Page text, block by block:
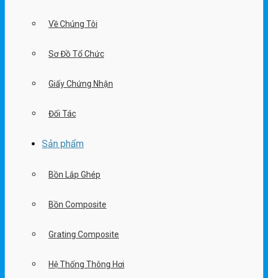
Về Chúng Tôi
Sơ Đồ Tổ Chức
Giấy Chứng Nhận
Đối Tác
Sản phẩm
Bồn Lắp Ghép
Bồn Composite
Grating Composite
Hệ Thống Thông Hơi